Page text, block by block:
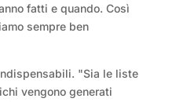
fatti e quando. Così
sempre ben
"Sia le liste
vengono generati